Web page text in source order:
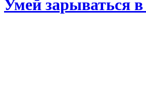
Умей зарываться